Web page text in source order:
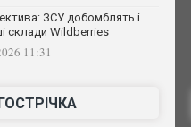
ЗСУ добомблять і
склади Wildberries
11:31